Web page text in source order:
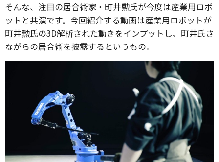
そんな、注目の居合術家・町井勲氏が今度は産業用ロボ
ットと共演です。今回紹介する動画は産業用ロボットが
町井勲氏の3D解析された動きをインプットし、町井氏さ
ながらの居合術を披露するというもの。